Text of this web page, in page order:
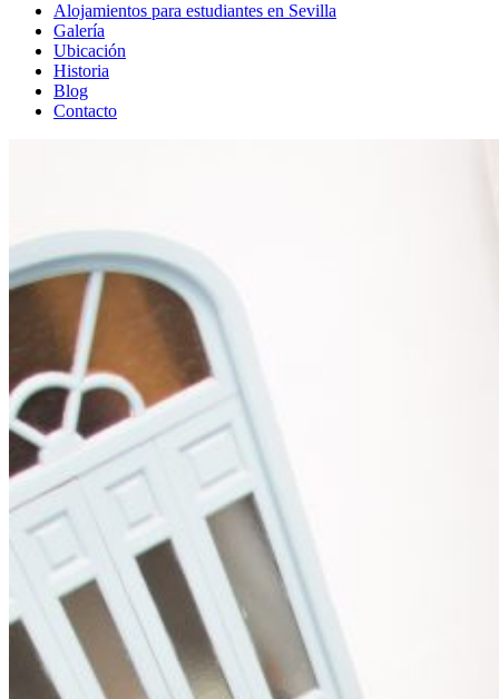
Alojamientos para estudiantes en Sevilla
Galería
Ubicación
Historia
Blog
Contacto